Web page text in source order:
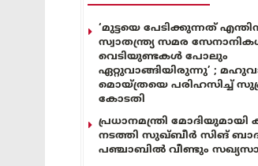
‘മുട്ടയെ പേടിക്കുന്നത്
സ്വാതന്ത്ര്യ സമര
വെടിയുണ്ടകൾ പോലും
ഏറ്റുവാങ്ങിയിരുന്നു’ ;
മൊയ്ത്രയെ പരിഹസിച്ച്
കോടതി
പ്രധാനമന്ത്രി മോദിയുമായി
നടത്തി സുഖ്ബീർ സിങ്
പഞ്ചാബിൽ വീണ്ടും